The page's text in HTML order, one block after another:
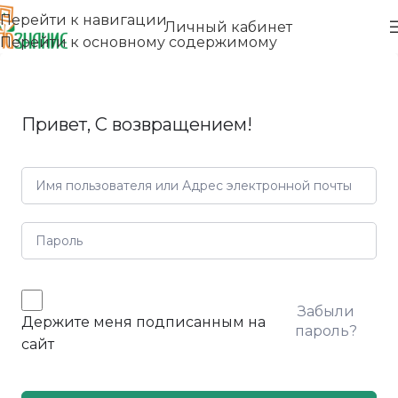
Перейти к навигации
Перейти к основному содержимому
Личный кабинет
Привет, С возвращением!
Держите меня подписанным на
сайт
Забыли
пароль?